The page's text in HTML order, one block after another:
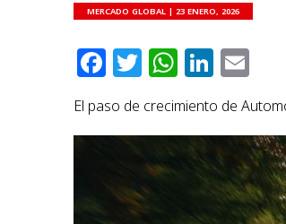
MERCADO GLOBAL |23 ENERO, 2026
Facebook
Twitter
El paso de crecimiento de